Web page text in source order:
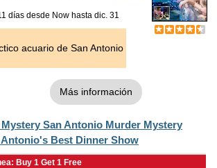
días desde Now hasta dic. 31
acuario de San Antonio
Más información
San Antonio Murder Mystery
Best Dinner Show
Buy 1 Get 1 Free